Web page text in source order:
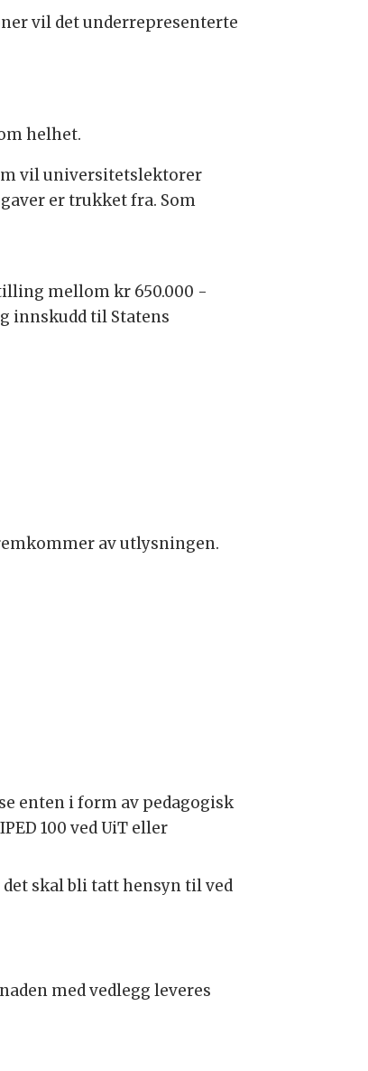
vil det underrepresenterte
helhet.
vil universitetslektorer
er trukket fra. Som
mellom kr 650.000 -
innskudd til Statens
av utlysningen.
enten i form av pedagogisk
100 ved UiT eller
skal bli tatt hensyn til ved
med vedlegg leveres